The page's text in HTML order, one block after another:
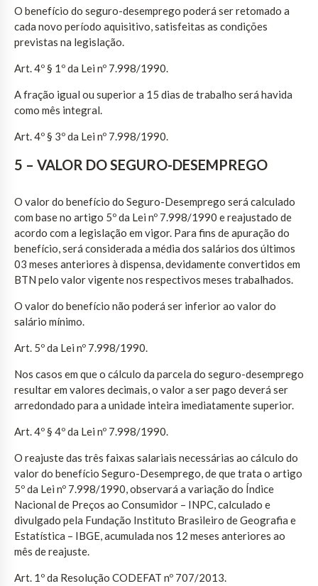
O benefício do seguro-desemprego poderá ser retomado a
cada novo período aquisitivo, satisfeitas as condições
previstas na legislação.
Art. 4º § 1º da Lei nº 7.998/1990.
A fração igual ou superior a 15 dias de trabalho será havida
como mês integral.
Art. 4º § 3º da Lei nº 7.998/1990.
5 – VALOR DO SEGURO-DESEMPREGO
O valor do benefício do Seguro-Desemprego será calculado
com base no artigo 5º da Lei nº 7.998/1990 e reajustado de
acordo com a legislação em vigor. Para fins de apuração do
benefício, será considerada a média dos salários dos últimos
03 meses anteriores à dispensa, devidamente convertidos em
BTN pelo valor vigente nos respectivos meses trabalhados.
O valor do benefício não poderá ser inferior ao valor do
salário mínimo.
Art. 5º da Lei nº 7.998/1990.
Nos casos em que o cálculo da parcela do seguro-desemprego
resultar em valores decimais, o valor a ser pago deverá ser
arredondado para a unidade inteira imediatamente superior.
Art. 4º § 4º da Lei nº 7.998/1990.
O reajuste das três faixas salariais necessárias ao cálculo do
valor do benefício Seguro-Desemprego, de que trata o artigo
5º da Lei nº 7.998/1990, observará a variação do Índice
Nacional de Preços ao Consumidor – INPC, calculado e
divulgado pela Fundação Instituto Brasileiro de Geografia e
Estatística – IBGE, acumulada nos 12 meses anteriores ao
mês de reajuste.
Art. 1º da Resolução CODEFAT nº 707/2013.